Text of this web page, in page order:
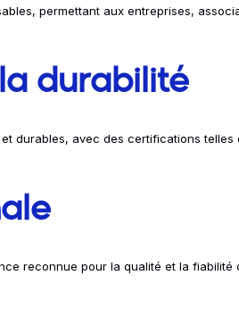
permettant aux entreprises,
durabilité
durables, avec des certifications telles
reconnue pour la qualité et la fiabilité